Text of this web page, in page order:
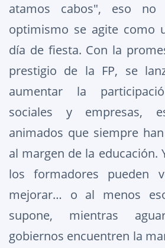
atamos cabos", eso
optimismo se agite como
día de fiesta. Con la
prestigio de la FP, se
aumentar la
sociales y empresas,
animados que siempre
al margen de la educación.
los formadores pueden
mejorar… o al menos
supone, mientras
gobiernos encuentren la